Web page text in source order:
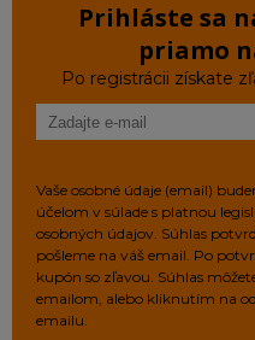
Prihláste sa
priamo
Po registrácii získate
Vaše osobné údaje (email)
účelom v súlade s platnou
osobných údajov. Súhlas
pošleme na váš email. Po
kupón so zľavou. Súhlas
emailom, alebo kliknutím na
emailu.